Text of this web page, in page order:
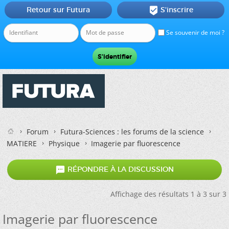
Se souvenir de moi ?
Retour sur Futura  S'inscrire
Forum
Futura-Sciences : les forums de la science
MATIERE
Physique Imagerie par fluorescence
 RÉPONDRE À LA DISCUSSION
Affichage des résultats 1 à 3 sur 3
Imagerie par fluorescence